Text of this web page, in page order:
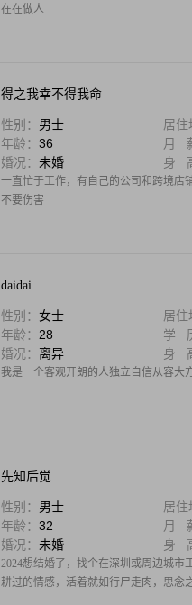
在在做人
得之我幸不得我命
性别： 男士 居住
年龄： 36 月
婚况： 未婚 身
一直忙于工作，有自己的公司和跨境店
不要伤害
daidai
性别： 女士 居住
年龄： 28 学
婚况： 离异 身
我是一个客观开朗的人独立自信从容大
先知后觉
性别： 男士 居住
年龄： 32 月
婚况： 未婚 身
2024想结婚了，找个在深圳或周边城
耕过的情感，活着就如行尸走肉，思念